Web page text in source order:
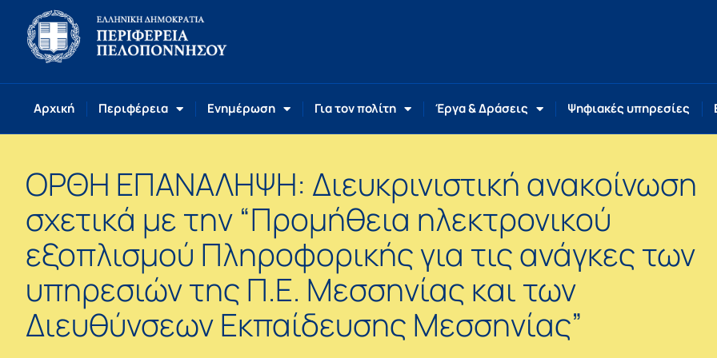
Αρχική Περιφέρεια Ενημέρωση Για τον πολίτη Έργα & Δράσεις Ψηφιακές υπηρεσίες
ΟΡΘΗ ΕΠΑΝΑΛΗΨΗ: Διευκρινιστική ανακοίνωση
σχετικά με την “Προμήθεια ηλεκτρονικού
εξοπλισμού Πληροφορικής για τις ανάγκες των
υπηρεσιών της Π.Ε. Μεσσηνίας και των
Διευθύνσεων Εκπαίδευσης Μεσσηνίας”